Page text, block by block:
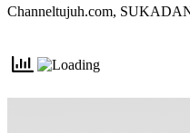
Channeltujuh.com,